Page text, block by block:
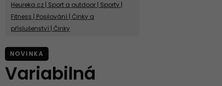
Heureka.cz | Sport a outdoor | Sporty |
Fitness | Posilování | Činky a
příslušenství | Činky
NOVINKA
Variabilná